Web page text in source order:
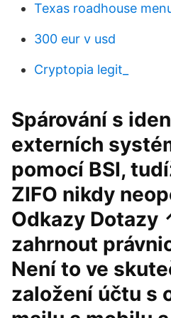
Texas roadhouse
300 eur v usd
Cryptopia legit_
Spárování s
externích
pomocí BSI,
ZIFO nikdy
Odkazy Dotazy
zahrnout
Není to ve
založení účtu s